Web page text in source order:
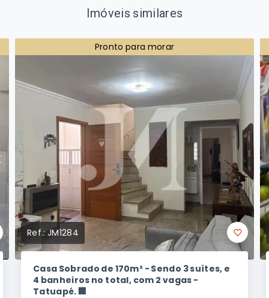
Imóveis similares
Pronto para morar
Ref.:JM1284
Casa Sobrado de 170m² - Sendo 3 suítes, e
4 banheiros no total, com 2 vagas -
Tatuapé. 🏢